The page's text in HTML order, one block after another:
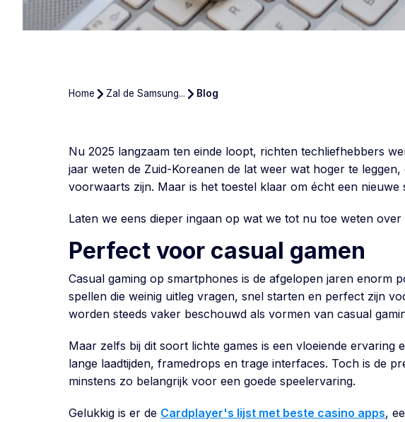
Home Zal de Samsung... Blog
Nu 2025 langzaam ten einde loopt, richten techliefhebbers
jaar weten de Zuid-Koreanen de lat weer wat hoger te
voorwaarts zijn. Maar is het toestel klaar om écht een
Laten we eens dieper ingaan op wat we tot nu toe weten
Perfect voor casual gamen
Casual gaming op smartphones is de afgelopen jaren enorm
spellen die weinig uitleg vragen, snel starten en perfect zijn
worden steeds vaker beschouwd als vormen van casual
Maar zelfs bij dit soort lichte games is een vloeiende ervaring
lange laadtijden, framedrops en trage interfaces. Toch is de
minstens zo belangrijk voor een goede speelervaring.
Gelukkig is er de Cardplayer's lijst met beste casino apps,